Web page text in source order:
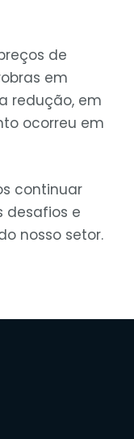
de
em
redução, em
ocorreu em
continuar
desafios e
nosso setor.